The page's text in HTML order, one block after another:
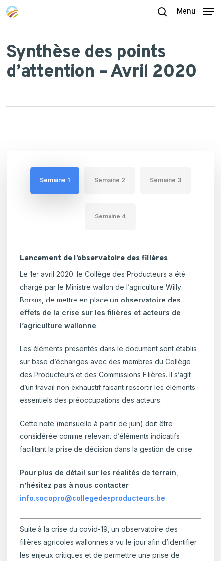
Skip
content
Menu
Synthèse des points
d’attention – Avril 2020
Semaine 1 Semaine 2 Semaine 3
Semaine 4
Lancement de l’observatoire des filières
Le 1er avril 2020, le Collège des Producteurs a été
chargé par le Ministre wallon de l’agriculture Willy
Borsus, de mettre en place un observatoire des
effets de la crise sur les filières et acteurs de
l’agriculture wallonne.
Les éléments présentés dans le document sont établis
sur base d’échanges avec des membres du Collège
des Producteurs et des Commissions Filières. Il s’agit
d’un travail non exhaustif faisant ressortir les éléments
essentiels des préoccupations des acteurs.
Cette note (mensuelle à partir de juin) doit être
considérée comme relevant d’éléments indicatifs
facilitant la prise de décision dans la gestion de crise.
Pour plus de détail sur les réalités de terrain,
n’hésitez pas à nous contacter
info.socopro@collegedesproducteurs.be
Suite à la crise du covid-19, un observatoire des
filières agricoles wallonnes a vu le jour afin d’identifier
les enjeux critiques et de permettre une prise de